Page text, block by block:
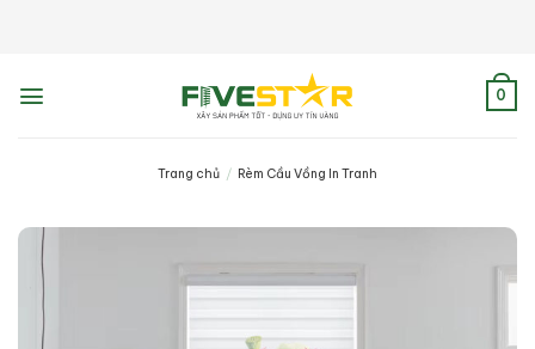
0
Trang chủ / Rèm Cầu Vồng In Tranh